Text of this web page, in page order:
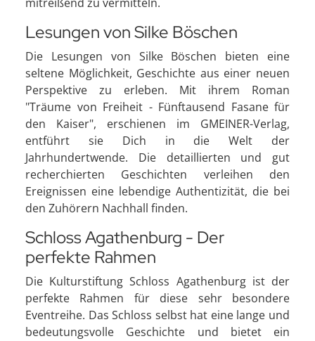
Lesungen von Silke Böschen
Die Lesungen von Silke Böschen bieten eine
seltene Möglichkeit, Geschichte aus einer neuen
Perspektive zu erleben. Mit ihrem Roman
"Träume von Freiheit - Fünftausend Fasane für
den Kaiser", erschienen im GMEINER-Verlag,
entführt sie Dich in die Welt der
Jahrhundertwende. Die detaillierten und gut
recherchierten Geschichten verleihen den
Ereignissen eine lebendige Authentizität, die bei
den Zuhörern Nachhall finden.
Schloss Agathenburg - Der
perfekte Rahmen
Die Kulturstiftung Schloss Agathenburg ist der
perfekte Rahmen für diese sehr besondere
Eventreihe. Das Schloss selbst hat eine lange und
bedeutungsvolle Geschichte und bietet ein